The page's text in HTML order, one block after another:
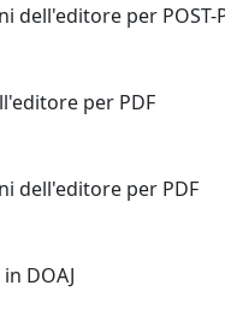
dell'editore per POST-
per PDF
dell'editore per PDF
DOAJ